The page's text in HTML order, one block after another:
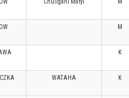
Chuligani Maryi M
M
K
WATAHA K